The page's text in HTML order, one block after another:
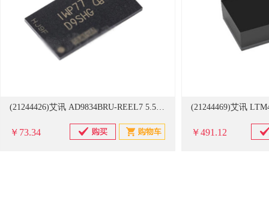
(21244426)艾讯 AD9834BRU-REEL7 5.5V DDS模块电源(单位：只)
￥73.34 ￥491.12